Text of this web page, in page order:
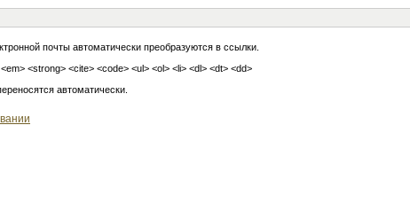
почты автоматически преобразуются в ссылки.
<strong> <cite> <code> <ul> <ol> <li> <dl> <dt> <dd>
автоматически.